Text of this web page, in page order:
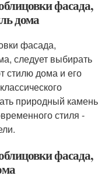
фасада,
дома
фасада,
следует выбирать
стилю дома и его
природный камень
стиля -
фасада,